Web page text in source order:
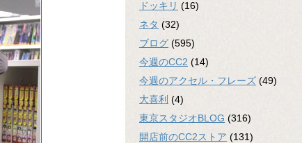
ドッキリ (16)
ネタ (32)
ブログ (595)
今週のCC2 (14)
今週のアクセル・フレーズ (49)
大喜利 (4)
東京スタジオBLOG (316)
開店前のCC2ストア (131)